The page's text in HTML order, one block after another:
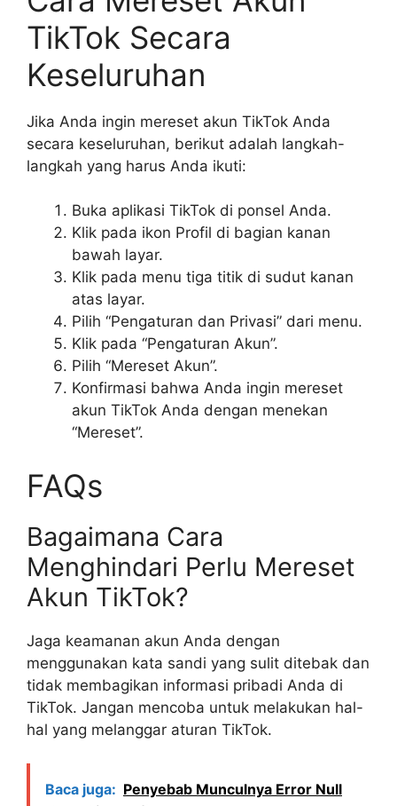
TikTok Secara
Keseluruhan
Jika Anda ingin mereset akun TikTok Anda
secara keseluruhan, berikut adalah langkah-
langkah yang harus Anda ikuti:
Buka aplikasi TikTok di ponsel Anda.
Klik pada ikon Profil di bagian kanan
bawah layar.
Klik pada menu tiga titik di sudut kanan
atas layar.
Pilih “Pengaturan dan Privasi” dari menu.
Klik pada “Pengaturan Akun”.
Pilih “Mereset Akun”.
Konfirmasi bahwa Anda ingin mereset
akun TikTok Anda dengan menekan
“Mereset”.
FAQs
Bagaimana Cara
Menghindari Perlu Mereset
Akun TikTok?
Jaga keamanan akun Anda dengan
menggunakan kata sandi yang sulit ditebak dan
tidak membagikan informasi pribadi Anda di
TikTok. Jangan mencoba untuk melakukan hal-
hal yang melanggar aturan TikTok.
Baca juga: Penyebab Munculnya Error Null